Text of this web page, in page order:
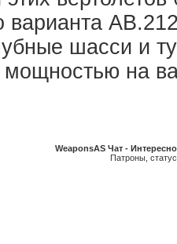
варианта
шасси и
на
WeaponsAS Чат -
Патроны,